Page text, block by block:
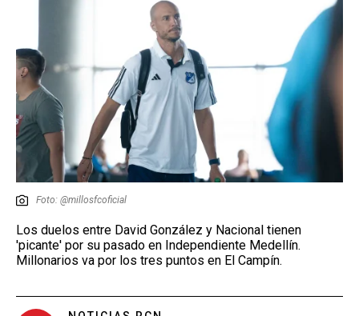
Foto: @millosfcoficial
Los duelos entre David González y Nacional tienen
'picante' por su pasado en Independiente Medellín.
Millonarios va por los tres puntos en El Campín.